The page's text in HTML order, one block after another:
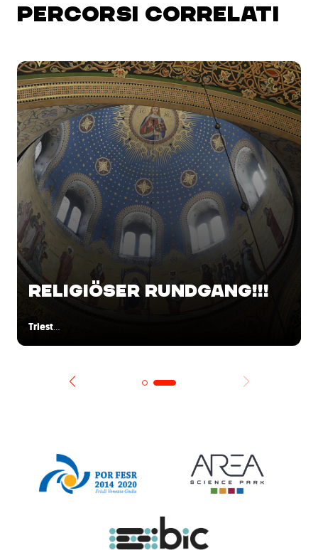
PERCORSI CORRELATI
RELIGIÖSER RUNDGANG!!!
Triest…